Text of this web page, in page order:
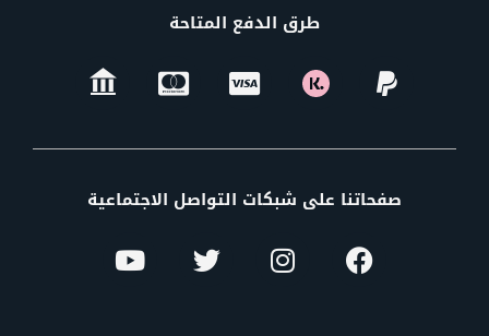
طرق الدفع المتاحة
صفحاتنا على شبكات التواصل الاجتماعية